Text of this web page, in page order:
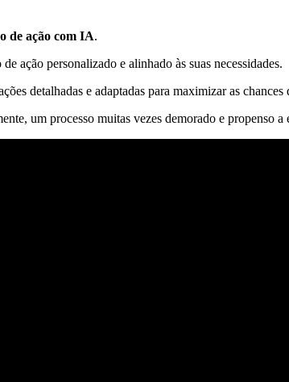
de ação com IA.
ação personalizado e alinhado às suas necessidades.
detalhadas e adaptadas para maximizar as chances
um processo muitas vezes demorado e propenso a